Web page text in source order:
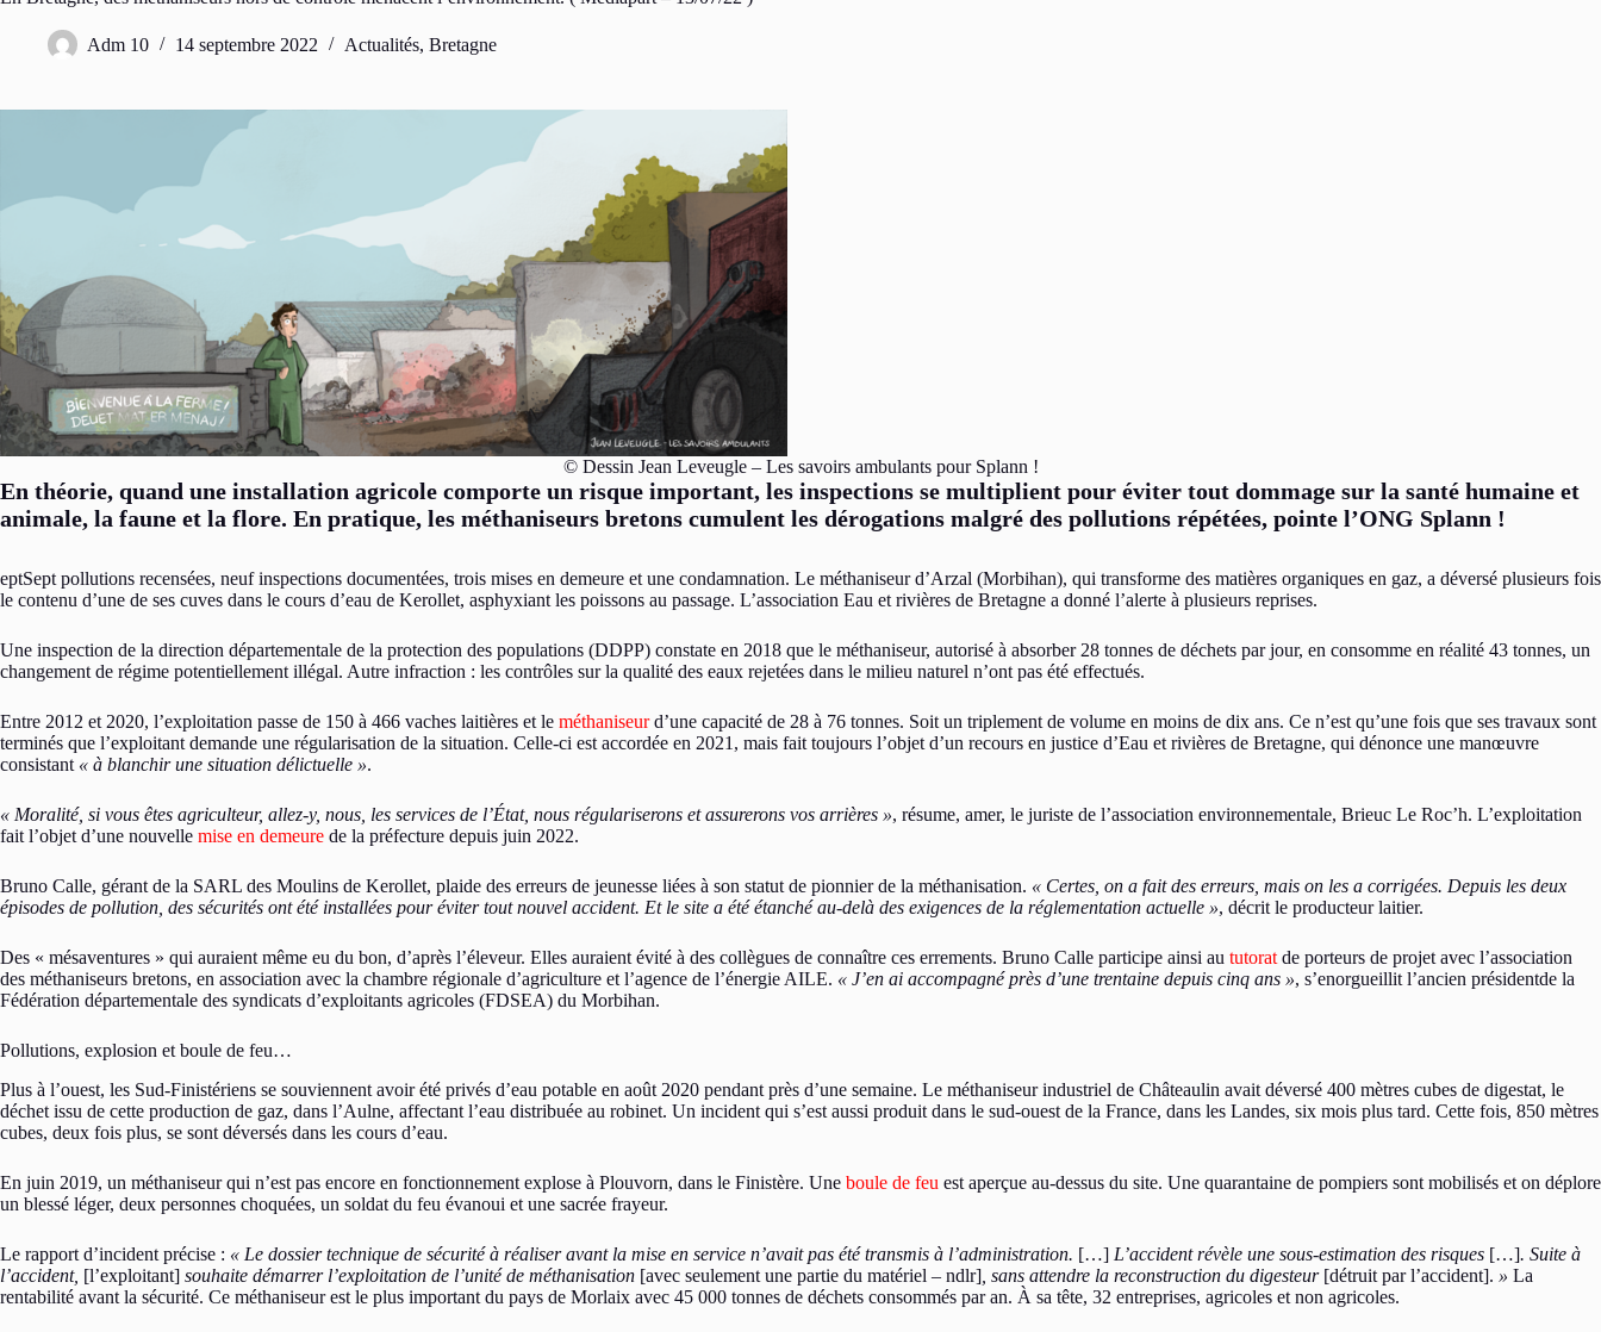
Adm 10 14 septembre 2022 Actualités, Bretagne
© Dessin Jean Leveugle – Les savoirs ambulants pour Splann !
En théorie, quand une installation agricole comporte un risque important, les inspections se multiplient pour éviter tout dommage sur la santé humaine et
animale, la faune et la flore. En pratique, les méthaniseurs bretons cumulent les dérogations malgré des pollutions répétées, pointe l’ONG Splann !
eptSept pollutions recensées, neuf inspections documentées, trois mises en demeure et une condamnation. Le méthaniseur d’Arzal (Morbihan), qui transforme des matières organiques en gaz, a déversé plusieurs fois
le contenu d’une de ses cuves dans le cours d’eau de Kerollet, asphyxiant les poissons au passage. L’association Eau et rivières de Bretagne a donné l’alerte à plusieurs reprises.
Une inspection de la direction départementale de la protection des populations (DDPP) constate en 2018 que le méthaniseur, autorisé à absorber 28 tonnes de déchets par jour, en consomme en réalité 43 tonnes, un
changement de régime potentiellement illégal. Autre infraction : les contrôles sur la qualité des eaux rejetées dans le milieu naturel n’ont pas été effectués.
Entre 2012 et 2020, l’exploitation passe de 150 à 466 vaches laitières et le méthaniseurd’une capacité de 28 à 76 tonnes. Soit un triplement de volume en moins de dix ans. Ce n’est qu’une fois que ses travaux sont
terminés que l’exploitant demande une régularisation de la situation. Celle-ci est accordée en 2021, mais fait toujours l’objet d’un recours en justice d’Eau et rivières de Bretagne, qui dénonce une manœuvre
consistant « à blanchir une situation délictuelle ».
« Moralité, si vous êtes agriculteur, allez-y, nous, les services de l’État, nous régulariserons et assurerons vos arrières », résume, amer, le juriste de l’association environnementale, Brieuc Le Roc’h. L’exploitation
fait l’objet d’une nouvelle mise en demeure de la préfecture depuis juin 2022.
Bruno Calle, gérant de la SARL des Moulins de Kerollet, plaide des erreurs de jeunesse liées à son statut de pionnier de la méthanisation. « Certes, on a fait des erreurs, mais on les a corrigées. Depuis les deux
épisodes de pollution, des sécurités ont été installées pour éviter tout nouvel accident. Et le site a été étanché au-delà des exigences de la réglementation actuelle », décrit le producteur laitier.
Des « mésaventures » qui auraient même eu du bon, d’après l’éleveur. Elles auraient évité à des collègues de connaître ces errements. Bruno Calle participe ainsi au tutorat de porteurs de projet avec l’association
des méthaniseurs bretons, en association avec la chambre régionale d’agriculture et l’agence de l’énergie AILE. « J’en ai accompagné près d’une trentaine depuis cinq ans », s’enorgueillit l’ancien présidentde la
Fédération départementale des syndicats d’exploitants agricoles (FDSEA) du Morbihan.
Pollutions, explosion et boule de feu…
Plus à l’ouest, les Sud-Finistériens se souviennent avoir été privés d’eau potable en août 2020 pendant près d’une semaine. Le méthaniseur industriel de Châteaulin avait déversé 400 mètres cubes de digestat, le
déchet issu de cette production de gaz, dans l’Aulne, affectant l’eau distribuée au robinet. Un incident qui s’est aussi produit dans le sud-ouest de la France, dans les Landes, six mois plus tard. Cette fois, 850 mètres
cubes, deux fois plus, se sont déversés dans les cours d’eau.
En juin 2019, un méthaniseur qui n’est pas encore en fonctionnement explose à Plouvorn, dans le Finistère. Une boule de feu est aperçue au-dessus du site. Une quarantaine de pompiers sont mobilisés et on déplore
un blessé léger, deux personnes choquées, un soldat du feu évanoui et une sacrée frayeur.
Le rapport d’incident précise : « Le dossier technique de sécurité à réaliser avant la mise en service n’avait pas été transmis à l’administration. […] L’accident révèle une sous-estimation des risques […]. Suite à
l’accident, [l’exploitant] souhaite démarrer l’exploitation de l’unité de méthanisation [avec seulement une partie du matériel – ndlr] , sans attendre la reconstruction du digesteur [détruit par l’accident]. » La
rentabilité avant la sécurité. Ce méthaniseur est le plus important du pays de Morlaix avec 45 000 tonnes de déchets consommés par an. À sa tête, 32 entreprises, agricoles et non agricoles.